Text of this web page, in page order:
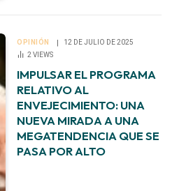
OPINIÓN
12 DE JULIO DE 2025
2VIEWS
IMPULSAR EL PROGRAMA
RELATIVO AL
ENVEJECIMIENTO: UNA
NUEVA MIRADA A UNA
MEGATENDENCIA QUE SE
PASA POR ALTO